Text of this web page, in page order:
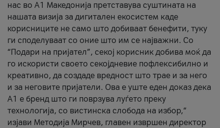
нас во А1 Македонија претставува суштината на
нашата визија за дигитален екосистем каде
корисниците не само што добиваат бенефити, туку
ги споделуваат со оние што им се најважни. Со
“Подари на пријател”, секој корисник добива моќ да
го искористи своето секојдневие пофлексибилно и
креативно, да создаде вредност што трае и за него
и за неговите пријатели. Ова е уште еден доказ дека
А1 е бренд што ги поврзува луѓето преку
технологија, со вистинска слобода на избор,“
изјави Методија Мирчев, главен извршен директор